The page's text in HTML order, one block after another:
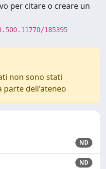
per citare o creare un
185395
non sono stati
parte dell'ateneo
ND
ND